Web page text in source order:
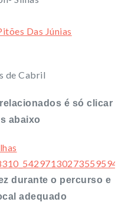
Das Júnias
de Cabril
é só clicar
abaixo
durante o percurso e
adequado